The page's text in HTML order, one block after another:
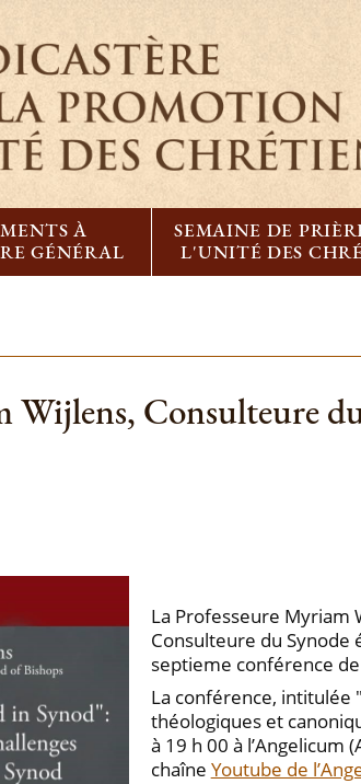
À
GÉNÉRAL
SEMAINE DE
L'UNITÉ DES
Consulteure du
La Professeure Myriam
Consulteure du
septieme conférence
La conférence, intitulée
théologiques et
à 19 h 00 à l’Angelicum
chaîne Youtube de